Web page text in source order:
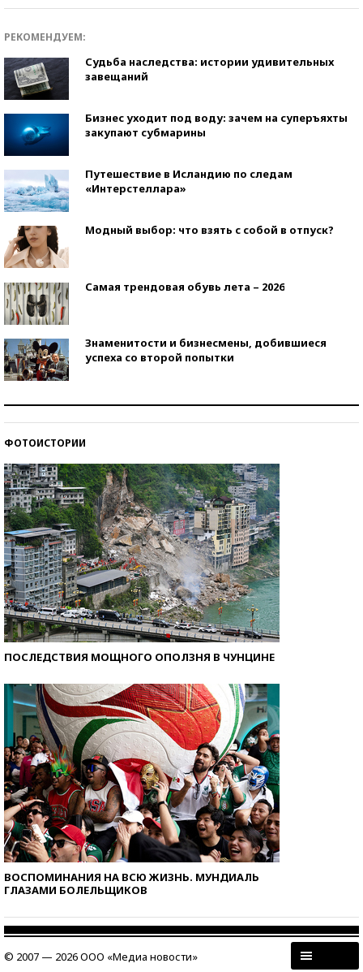
РЕКОМЕНДУЕМ:
Судьба наследства: истории удивительных
завещаний
Бизнес уходит под воду: зачем на суперъяхты
закупают субмарины
Путешествие в Исландию по следам
«Интерстеллара»
Модный выбор: что взять с собой в отпуск?
Самая трендовая обувь лета – 2026
Знаменитости и бизнесмены, добившиеся
успеха со второй попытки
ФОТОИСТОРИИ
ПОСЛЕДСТВИЯ МОЩНОГО ОПОЛЗНЯ В ЧУНЦИНЕ
ВОСПОМИНАНИЯ НА ВСЮ ЖИЗНЬ. МУНДИАЛЬ
ГЛАЗАМИ БОЛЕЛЬЩИКОВ
© 2007 — 2026 ООО «Медиа новости»